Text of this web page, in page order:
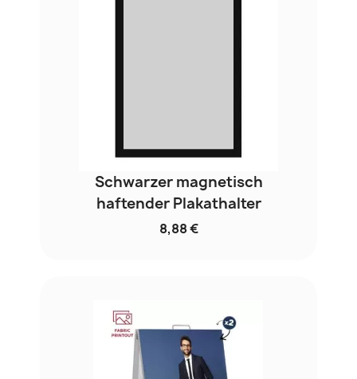
Schwarzer magnetisch
haftender Plakathalter
8,88 €